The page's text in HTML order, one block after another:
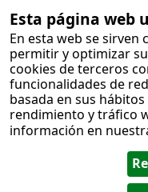
Esta página web
En esta web se sirven
permitir y optimizar
cookies de terceros
funcionalidades de
basada en sus
rendimiento y tráfico
información en